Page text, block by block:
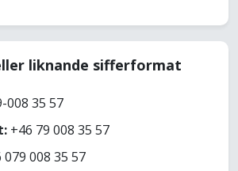
liknande sifferformat
008 35 57
+46 79 008 35 57
079 008 35 57